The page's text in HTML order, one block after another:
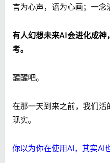
言为心声，语为心画；一念
有人幻想未来AI会进化成
考。
醒醒吧。
在那一天到来之前，我们
现实。
你以为你在使用AI，其实AI